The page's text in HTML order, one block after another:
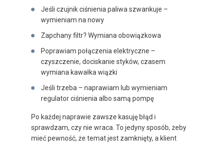
Jeśli czujnik ciśnienia paliwa szwankuje –
wymieniam na nowy
Zapchany filtr? Wymiana obowiązkowa
Poprawiam połączenia elektryczne –
czyszczenie, dociskanie styków, czasem
wymiana kawałka wiązki
Jeśli trzeba – naprawiam lub wymieniam
regulator ciśnienia albo samą pompę
Po każdej naprawie zawsze kasuję błąd i
sprawdzam, czy nie wraca. To jedyny sposób, żeby
mieć pewność, że temat jest zamknięty, a klient